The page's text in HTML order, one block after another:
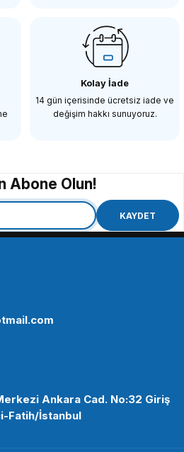
Erkek Ses Dönüşücü Kablo
TRS Ses Çıkış Kablosu
Dişi - USB Type-C Ses Arabirimi
Kolay İade
14 gün içerisinde ücretsiz iade ve
değişim hakkı sunuyoruz.
Abone Olun!
KAYDET
Ankara Cad. No:32 Giriş
Fatih/İstanbul